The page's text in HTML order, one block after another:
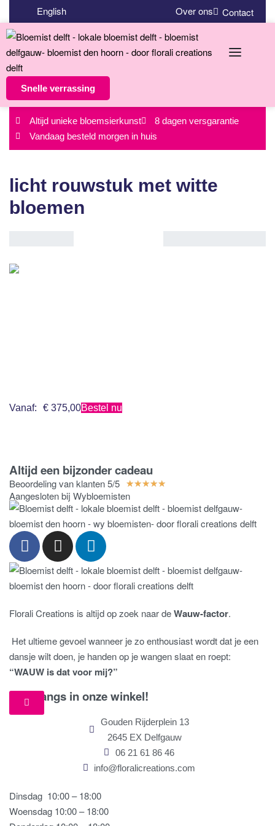
English Over ons Contact
Snelle verrassing
Altijd unieke bloemsierkunst
8 dagen versgarantie
Vandaag besteld morgen in huis
licht rouwstuk met witte
bloemen
Standaard
Vanaf: € 375,00Bestel nu
Altijd een bijzonder cadeau
Beoordeling van klanten 5/5 ★★★★★
Aangesloten bij Wybloemisten
Florali Creations is altijd op zoek naar deWauw-factor.
Het ultieme gevoel wanneer je zo enthousiast wordt dat je een
dansje wilt doen, je handen op je wangen slaat en roept:
“WAUW is dat voor mij?”
Kom langs in onze winkel!
Gouden Rijderplein 13
2645 EX Delfgauw
06 21 61 86 46
info@floralicreations.com
Dinsdag 10:00 – 18:00
Woensdag 10:00 – 18:00